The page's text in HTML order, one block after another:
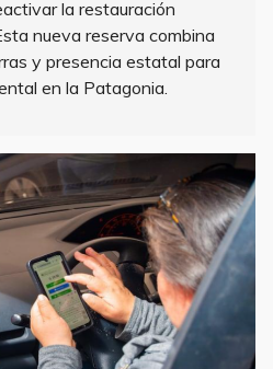
la restauración
nueva reserva combina
y presencia estatal para
en la Patagonia.